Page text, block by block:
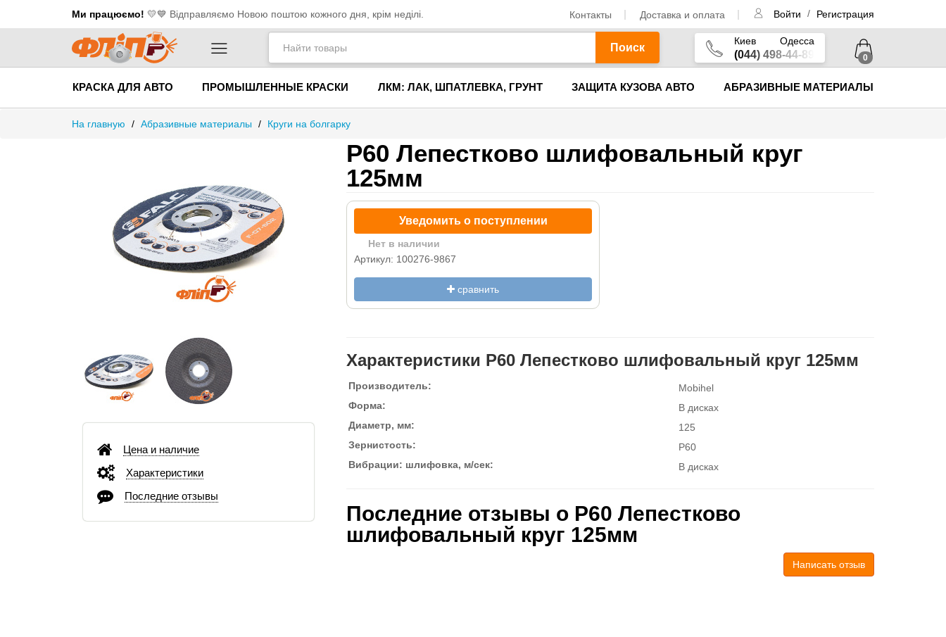
Ми працюємо! 💛​💙 Відправляємо Новою поштою кожного дня, крім неділі. Контакты Доставка и оплата Войти / Регистрация
Поиск
Киев Одесса
(044) 498-44-89 0
КРАСКА ДЛЯ АВТО ПРОМЫШЛЕННЫЕ КРАСКИ ЛКМ: ЛАК, ШПАТЛЕВКА, ГРУНТ ЗАЩИТА КУЗОВА АВТО АБРАЗИВНЫЕ МАТЕРИАЛЫ
На главную / Абразивные материалы / Круги на болгарку
Цена и наличие
Характеристики
Последние отзывы
P60 Лепестково шлифовальный круг
125мм
Уведомить о поступлении
Нет в наличии
Артикул: 100276-9867
сравнить
Характеристики P60 Лепестково шлифовальный круг 125мм
Производитель:
Mobihel
Форма:
В дисках
Диаметр, мм:
125
Зернистость:
P60
Вибрации: шлифовка, м/сек:
В дисках
Последние отзывы о P60 Лепестково
шлифовальный круг 125мм
Написать отзыв